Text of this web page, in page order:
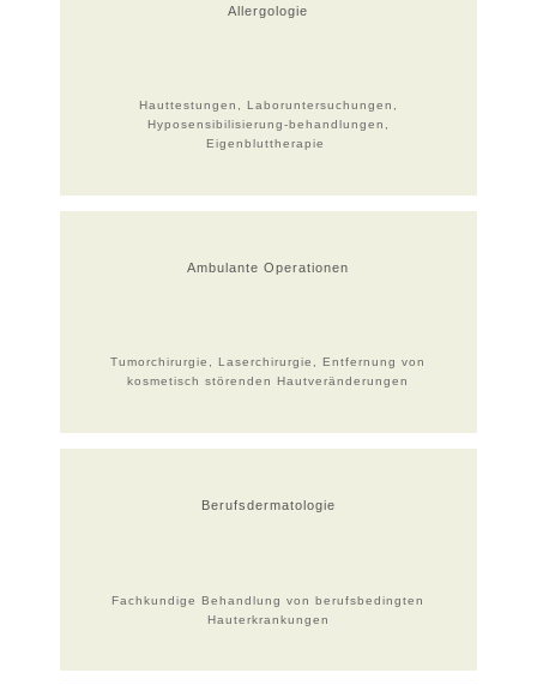
Allergologie
Hauttestungen, Laboruntersuchungen,
Hyposensibilisierung-behandlungen,
Eigenbluttherapie
Ambulante Operationen
Tumorchirurgie, Laserchirurgie, Entfernung von
kosmetisch störenden Hautveränderungen
Berufsdermatologie
Fachkundige Behandlung von berufsbedingten
Hauterkrankungen